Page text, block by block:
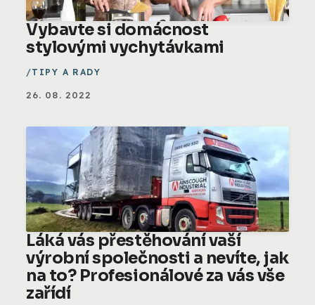
Vybavte si domácnost
stylovými vychytávkami
TIPY A RADY
26. 08. 2022
Láká vás přestěhování vaší
výrobní společnosti a nevíte, jak
na to? Profesionálové za vás vše
zařídí